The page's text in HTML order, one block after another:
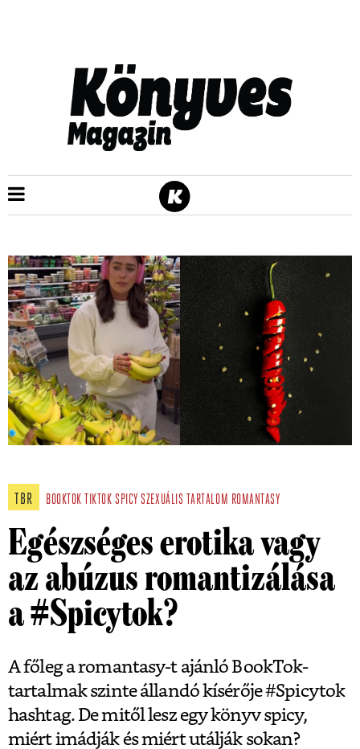
TBR BOOKTOK TIKTOK SPICY SZEXUÁLIS TARTALOM ROMANTASY
Egészséges erotika vagy
az abúzus romantizálása
a #Spicytok?
A főleg a romantasy-t ajánló BookTok-
tartalmak szinte állandó kísérője #Spicytok
hashtag. De mitől lesz egy könyv spicy,
miért imádják és miért utálják sokan?